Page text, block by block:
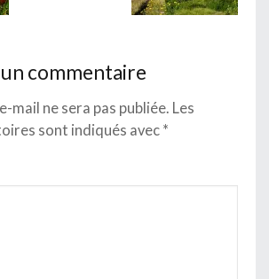
commentaire
mail ne sera pas publiée. Les
sont indiqués avec *